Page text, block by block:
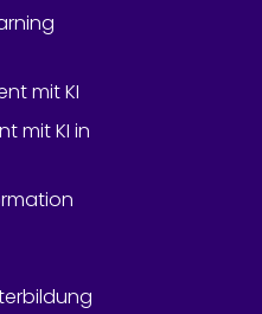
mit KI
mit KI in